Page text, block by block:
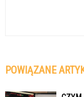
POWIĄZANE